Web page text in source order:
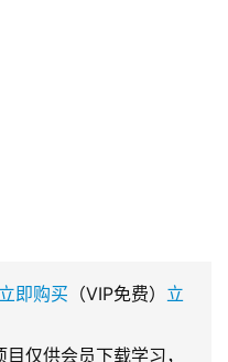
立即购买 （VIP免费） 立
仅供会员下载学习，